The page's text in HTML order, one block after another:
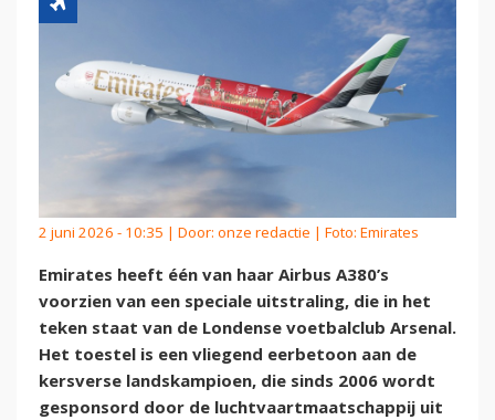
2 juni 2026 - 10:35 | Door: onze redactie | Foto: Emirates
Emirates heeft één van haar Airbus A380’s
voorzien van een speciale uitstraling, die in het
teken staat van de Londense voetbalclub Arsenal.
Het toestel is een vliegend eerbetoon aan de
kersverse landskampioen, die sinds 2006 wordt
gesponsord door de luchtvaartmaatschappij uit